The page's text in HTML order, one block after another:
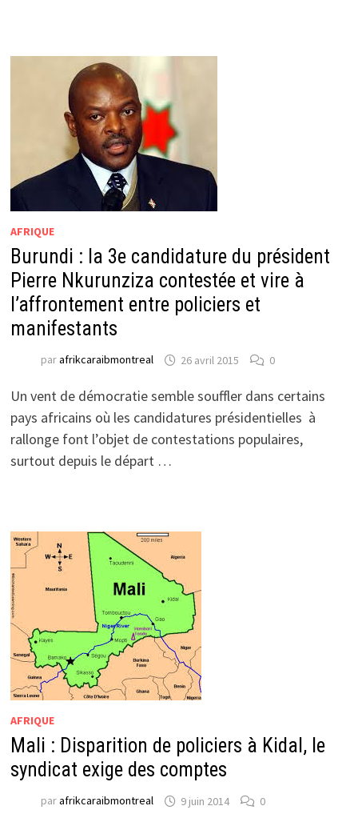
AFRIQUE
Burundi : la 3e candidature du président
Pierre Nkurunziza contestée et vire à
l’affrontement entre policiers et
manifestants
parafrikcaraibmontreal 26 avril 2015 0
Un vent de démocratie semble souffler dans certains
pays africains où les candidatures présidentielles à
rallonge font l’objet de contestations populaires,
surtout depuis le départ …
AFRIQUE
Mali : Disparition de policiers à Kidal, le
syndicat exige des comptes
parafrikcaraibmontreal 9 juin 2014 0